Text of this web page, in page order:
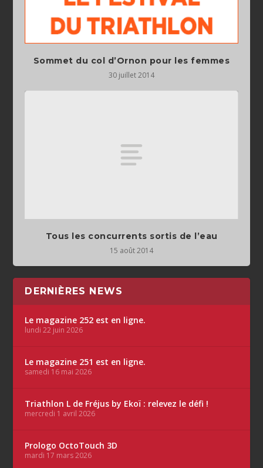
Sommet du col d’Ornon pour les femmes
30 juillet 2014
Tous les concurrents sortis de l’eau
15 août 2014
DERNIÈRES NEWS
Le magazine 252 est en ligne.
lundi 22 juin 2026
Le magazine 251 est en ligne.
samedi 16 mai 2026
Triathlon L de Fréjus by Ekoï : relevez le défi !
mercredi 1 avril 2026
Prologo OctoTouch 3D
mardi 17 mars 2026